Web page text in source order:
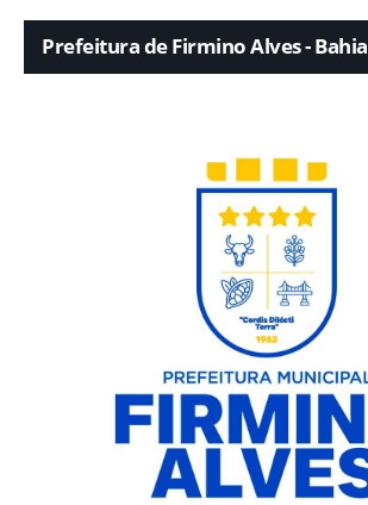
Prefeitura de Firmino Alves - Bahia